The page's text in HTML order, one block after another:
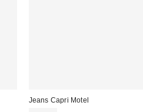
Jeans Capri Motel